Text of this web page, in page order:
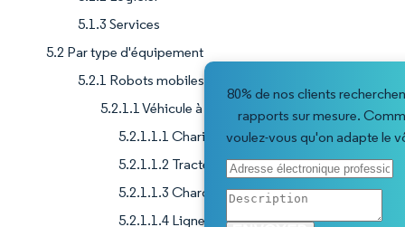
5.1.3 Services
5.2 Par type d'équipement
5.2.1 Robots mobiles
5.2.1.1 Véhicule à guidage automatique (AGV)
5.2.1.1.1 Chariot élévateur automatisé
5.2.1.1.2 Tracteur/remorqueur automatisé
5.2.1.1.3 Charge unitaire
5.2.1.1.4 Ligne d'assemblage
80% de nos clients
rapports sur mesure.
voulez-vous qu'on adapte le